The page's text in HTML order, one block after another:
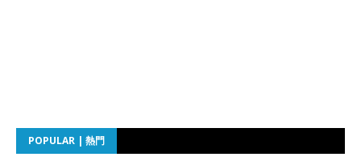
POPULAR | 熱門